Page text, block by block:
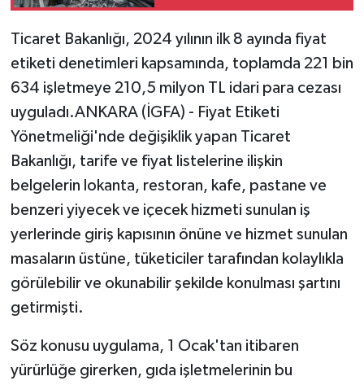
Ticaret Bakanlığı, 2024 yılının ilk 8 ayında fiyat
etiketi denetimleri kapsamında, toplamda 221 bin
634 işletmeye 210,5 milyon TL idari para cezası
uyguladı.ANKARA (İGFA) - Fiyat Etiketi
Yönetmeliği'nde değişiklik yapan Ticaret
Bakanlığı, tarife ve fiyat listelerine ilişkin
belgelerin lokanta, restoran, kafe, pastane ve
benzeri yiyecek ve içecek hizmeti sunulan iş
yerlerinde giriş kapısının önüne ve hizmet sunulan
masaların üstüne, tüketiciler tarafından kolaylıkla
görülebilir ve okunabilir şekilde konulması şartını
getirmişti.
Söz konusu uygulama, 1 Ocak'tan itibaren
yürürlüğe girerken, gıda işletmelerinin bu